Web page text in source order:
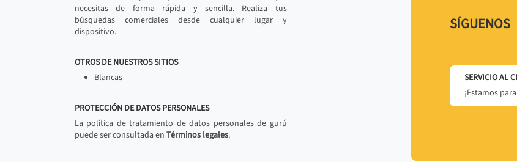
necesitas de forma rápida y sencilla. Realiza tus
búsquedas comerciales desde cualquier lugar y
dispositivo.
OTROS DE NUESTROS SITIOS
Blancas
PROTECCIÓN DE DATOS PERSONALES
La política de tratamiento de datos personales de gurú
puede ser consultada en Términos legales.
SÍGUENOS
SERVICIO AL
¡Estamos